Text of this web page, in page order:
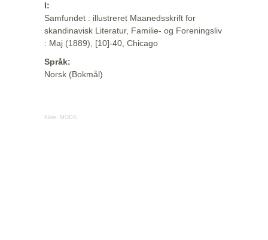
I:
Samfundet : illustreret Maanedsskrift for
skandinavisk Literatur, Familie- og Foreningsliv
: Maj (1889), [10]-40, Chicago
Språk:
Norsk (Bokmål)
Kilde: MODS